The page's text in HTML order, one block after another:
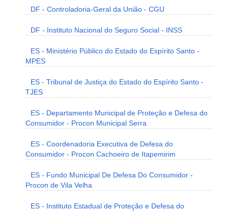
DF - Controladoria-Geral da União - CGU
DF - Instituto Nacional do Seguro Social - INSS
ES - Ministério Público do Estado do Espírito Santo -
MPES
ES - Tribunal de Justiça do Estado do Espírito Santo -
TJES
ES - Departamento Municipal de Proteção e Defesa do
Consumidor - Procon Municipal Serra
ES - Coordenadoria Executiva de Defesa do
Consumidor - Procon Cachoeiro de Itapemirim
ES - Fundo Municipal De Defesa Do Consumidor -
Procon de Vila Velha
ES - Instituto Estadual de Proteção e Defesa do